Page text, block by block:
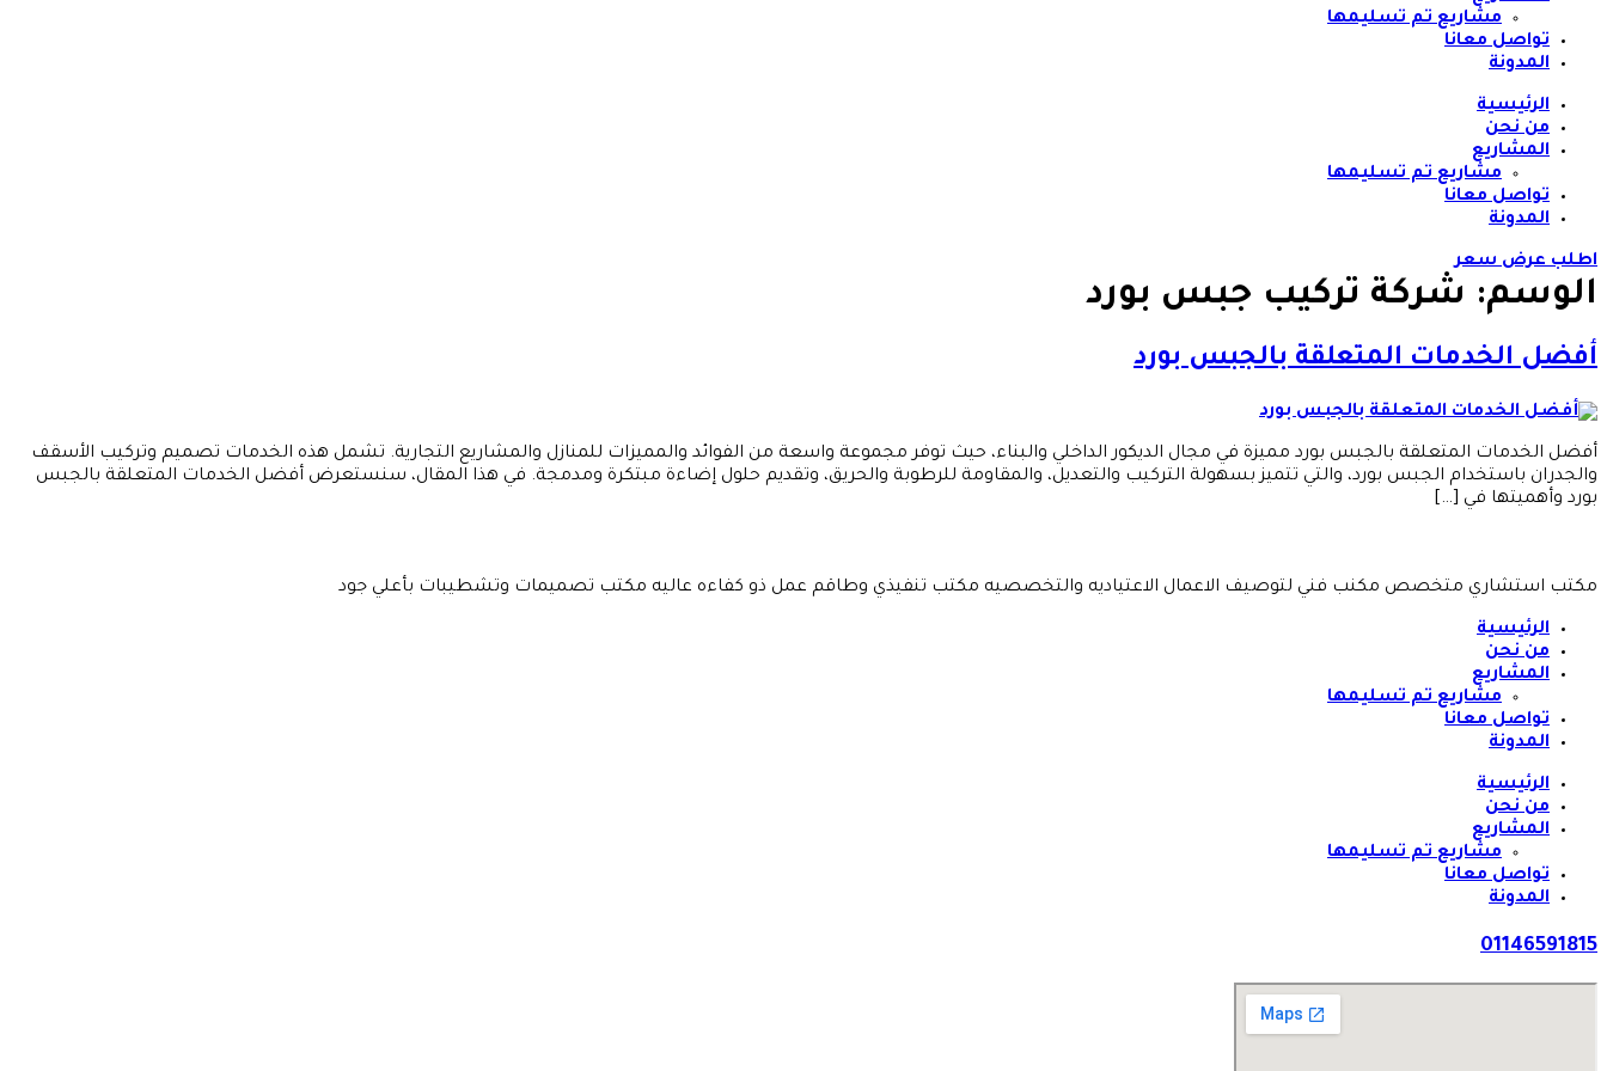
مشاريع تم تسليمها
تواصل معانا
المدونة
الرئيسية
من نحن
المشاريع
مشاريع تم تسليمها
تواصل معانا
المدونة
اطلب عرض سعر
الوسم: شركة تركيب جبس بورد
أفضل الخدمات المتعلقة بالجبس بورد
أفضل الخدمات المتعلقة بالجبس بورد مميزة في مجال الديكور الداخلي والبناء، حيث توفر مجموعة واسعة من الفوائد والمميزات للمنازل والمشاريع التجارية. تشمل هذه الخدمات تصميم وتركيب الأسقف
والجدران باستخدام الجبس بورد، والتي تتميز بسهولة التركيب والتعديل، والمقاومة للرطوبة والحريق، وتقديم حلول إضاءة مبتكرة ومدمجة. في هذا المقال، سنستعرض أفضل الخدمات المتعلقة بالجبس
بورد وأهميتها في […]
مكتب استشاري متخصص مكنب فني لتوصيف الاعمال الاعتياديه والتخصصيه مكتب تنفيذي وطاقم عمل ذو كفاءه عاليه مكتب تصميمات وتشطيبات بأعلي جود
الرئيسية
من نحن
المشاريع
مشاريع تم تسليمها
تواصل معانا
المدونة
الرئيسية
من نحن
المشاريع
مشاريع تم تسليمها
تواصل معانا
المدونة
01146591815